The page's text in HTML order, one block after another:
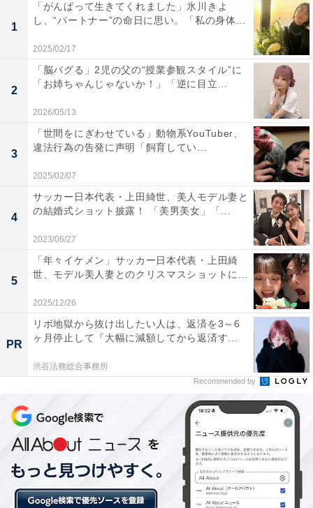
1
「がんばって生きてくれました」氷川きよ
し、“パートナー”の命日に思い。「私の身体...
2025/02/17
2
「脳バグる」2児の父の“授業参観スタイル”に
「お姉ちゃんじゃないか！」「逆に目立...
2026/05/13
3
「世間をにぎわせている」動物系YouTuber、
違法行為の告発に声明「飼育してい...
2025/02/07
4
サッカー日本代表・上田綺世、美人モデル妻と
の結婚式ショット披露！ 「美男美女」「...
2023/06/27
5
「年々イケメン」サッカー日本代表・上田綺
世、モデル美人妻とのクリスマスショットに...
2025/12/26
PR
リボ地獄から抜け出したい人は、返済を3～6
ヶ月停止して『大幅に減額してから返済す...
渋谷法務総合事務所
Recommended by